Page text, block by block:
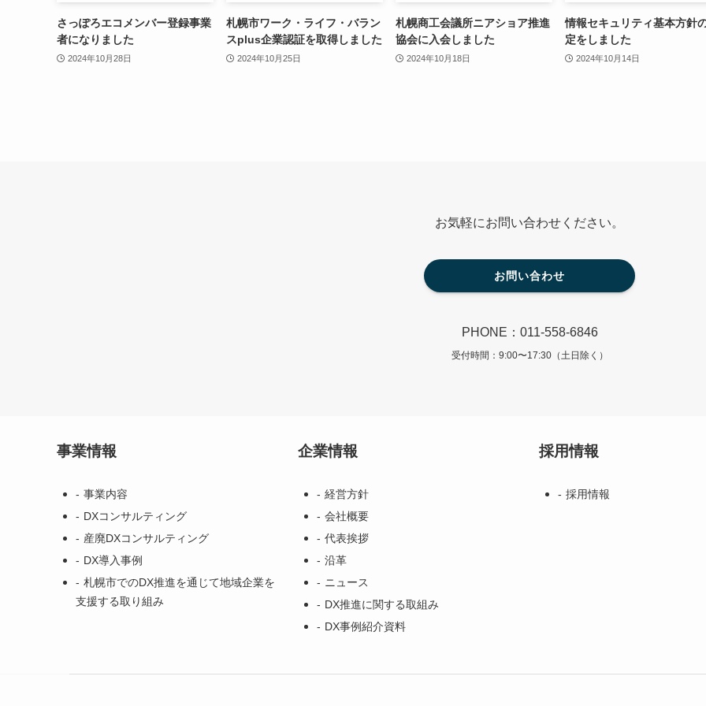
さっぽろエコメンバー登録事業
者になりました
2024年10月28日
札幌市ワーク・ライフ・バラン
スplus企業認証を取得しました
2024年10月25日
札幌商工会議所ニアショア推進
協会に入会しました
2024年10月18日
情報セキュリティ基本方針
定をしました
2024年10月14日
お気軽にお問い合わせください。
お問い合わせ
PHONE：011-558-6846
受付時間：9:00〜17:30（土日除く）
事業情報
事業内容
DXコンサルティング
産廃DXコンサルティング
DX導入事例
札幌市でのDX推進を通じて地域企業を
支援する取り組み
企業情報
経営方針
会社概要
代表挨拶
沿革
ニュース
DX推進に関する取組み
DX事例紹介資料
採用情報
採用情報